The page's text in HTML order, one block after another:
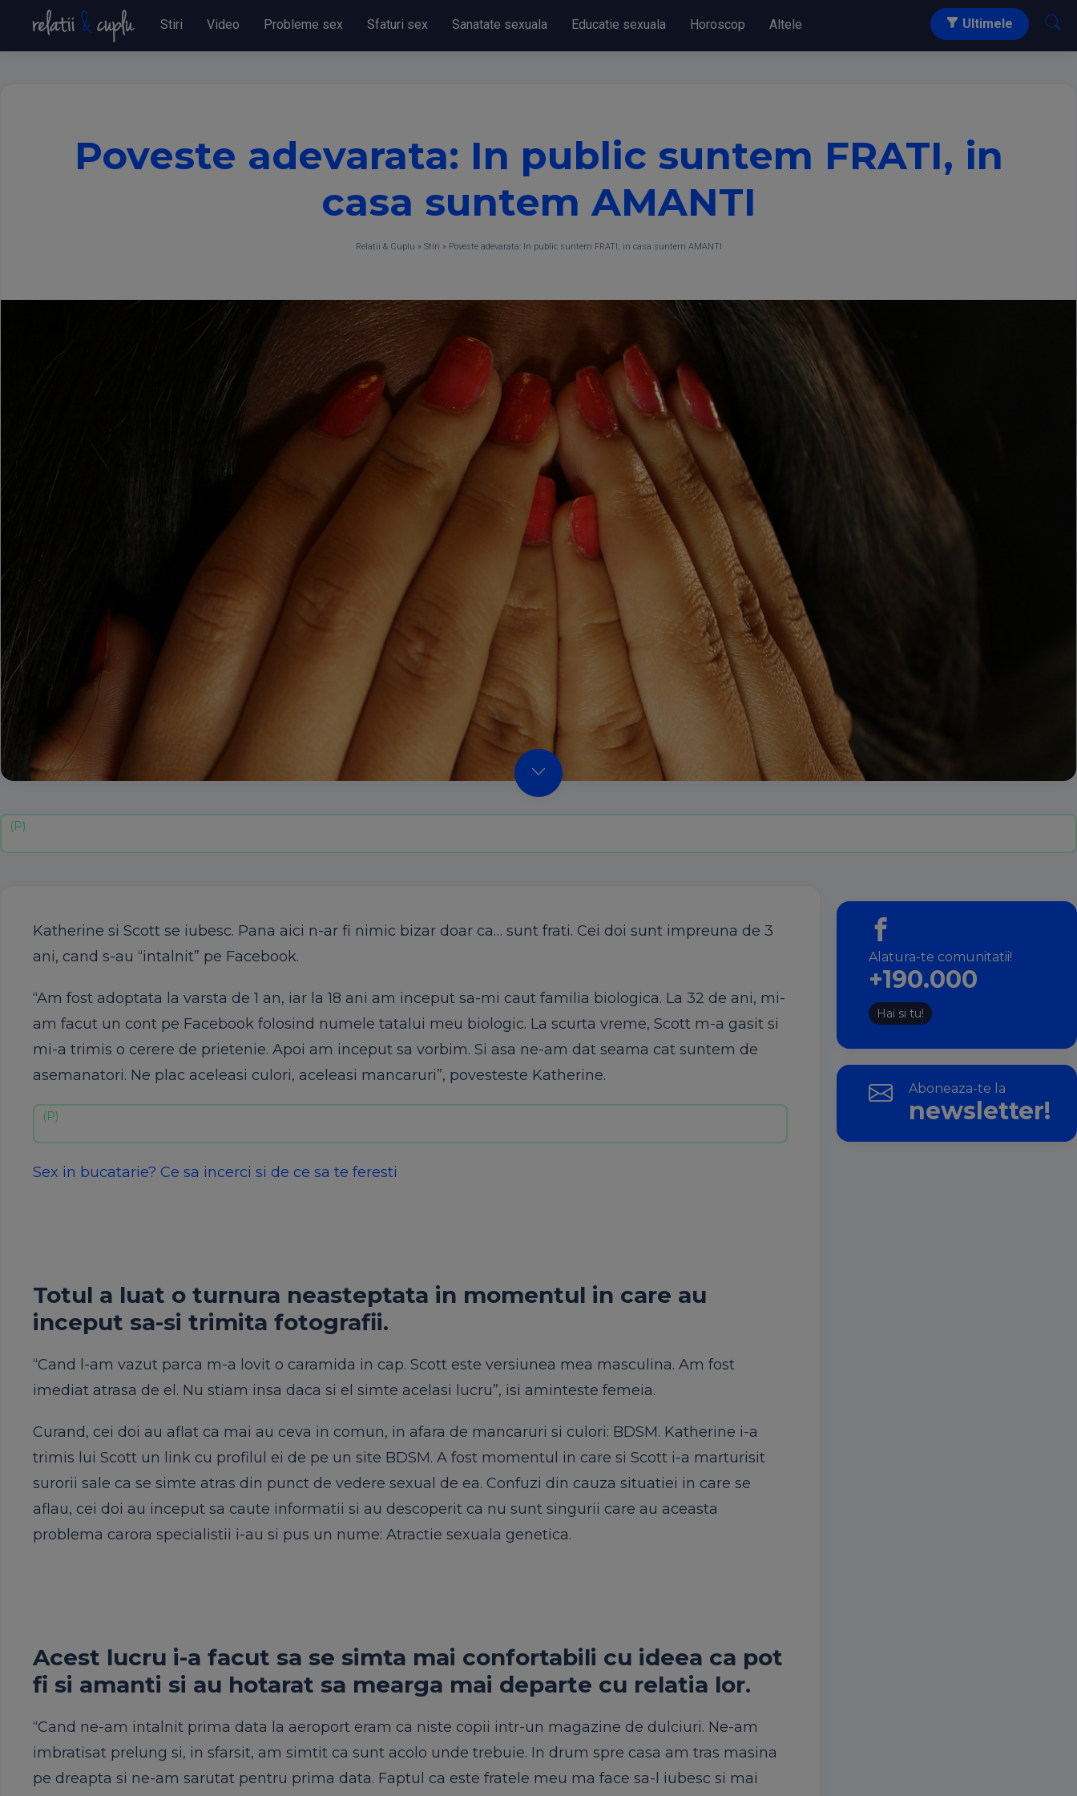
Stiri Video Probleme sex Sfaturi sex Sanatate sexuala Educatie sexuala Horoscop Altele Ultimele
Poveste adevarata: In public suntem FRATI, in
casa suntem AMANTI
Relatii & Cuplu » Stiri » Poveste adevarata: In public suntem FRATI, in casa suntem AMANTI
Katherine si Scott se iubesc. Pana aici n-ar fi nimic bizar doar ca… sunt frati. Cei doi sunt impreuna de 3
ani, cand s-au “intalnit” pe Facebook.
“Am fost adoptata la varsta de 1 an, iar la 18 ani am inceput sa-mi caut familia biologica. La 32 de ani, mi-
am facut un cont pe Facebook folosind numele tatalui meu biologic. La scurta vreme, Scott m-a gasit si
mi-a trimis o cerere de prietenie. Apoi am inceput sa vorbim. Si asa ne-am dat seama cat suntem de
asemanatori. Ne plac aceleasi culori, aceleasi mancaruri”, povesteste Katherine.
Sex in bucatarie? Ce sa incerci si de ce sa te feresti
Totul a luat o turnura neasteptata in momentul in care au
inceput sa-si trimita fotografii.
“Cand l-am vazut parca m-a lovit o caramida in cap. Scott este versiunea mea masculina. Am fost
imediat atrasa de el. Nu stiam insa daca si el simte acelasi lucru”, isi aminteste femeia.
Curand, cei doi au aflat ca mai au ceva in comun, in afara de mancaruri si culori: BDSM. Katherine i-a
trimis lui Scott un link cu profilul ei de pe un site BDSM. A fost momentul in care si Scott i-a marturisit
surorii sale ca se simte atras din punct de vedere sexual de ea. Confuzi din cauza situatiei in care se
aflau, cei doi au inceput sa caute informatii si au descoperit ca nu sunt singurii care au aceasta
problema carora specialistii i-au si pus un nume: Atractie sexuala genetica.
Acest lucru i-a facut sa se simta mai confortabili cu ideea ca pot
fi si amanti si au hotarat sa mearga mai departe cu relatia lor.
“Cand ne-am intalnit prima data la aeroport eram ca niste copii intr-un magazine de dulciuri. Ne-am
imbratisat prelung si, in sfarsit, am simtit ca sunt acolo unde trebuie. In drum spre casa am tras masina
pe dreapta si ne-am sarutat pentru prima data. Faptul ca este fratele meu ma face sa-l iubesc si mai
Alatura-te comunitatii!
+190.000
Hai si tu!
Aboneaza-te la
newsletter!